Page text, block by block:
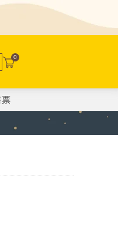
0
票